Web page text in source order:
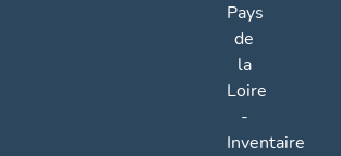
Pays
de
la
Loire
-
Inventaire